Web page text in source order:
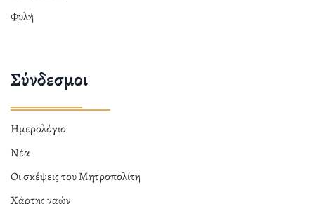
Φυλή
Σύνδεσμοι
Ημερολόγιο
Νέα
Οι σκέψεις του Μητροπολίτη
Χάρτης ναών